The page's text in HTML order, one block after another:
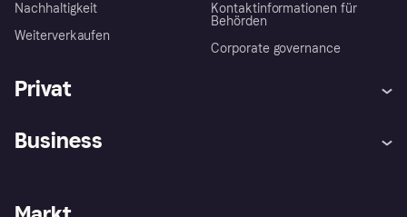
Nachhaltigkeit
Weiterverkaufen
Kontaktinformationen für
Behörden
Corporate governance
Privat
Klarna App
Business
Händlerportal